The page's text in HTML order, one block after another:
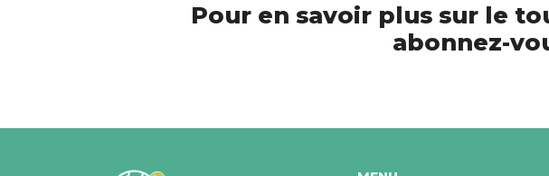
Pour en savoir plus sur le
abonnez-